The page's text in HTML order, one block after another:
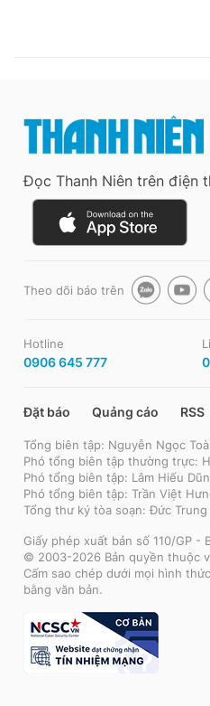
Đọc Thanh Niên trên điện
Theo dõi báo trên
Hotline
0906 645 777
Đặt báo Quảng cáo RSS
Tổng biên tập: Nguyễn Ngọc
Phó tổng biên tập thường trực:
Phó tổng biên tập: Lâm Hiếu
Phó tổng biên tập: Trần Việt
Tổng thư ký tòa soạn: Đức Trung
Giấy phép xuất bản số 110/GP -
© 2003-2026 Bản quyền thuộc
Cấm sao chép dưới mọi hình
bằng văn bản.